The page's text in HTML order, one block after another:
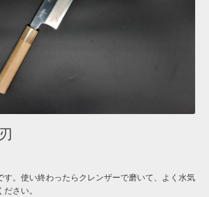
。使い終わったらクレンザーで磨いて、よく水気
さい。